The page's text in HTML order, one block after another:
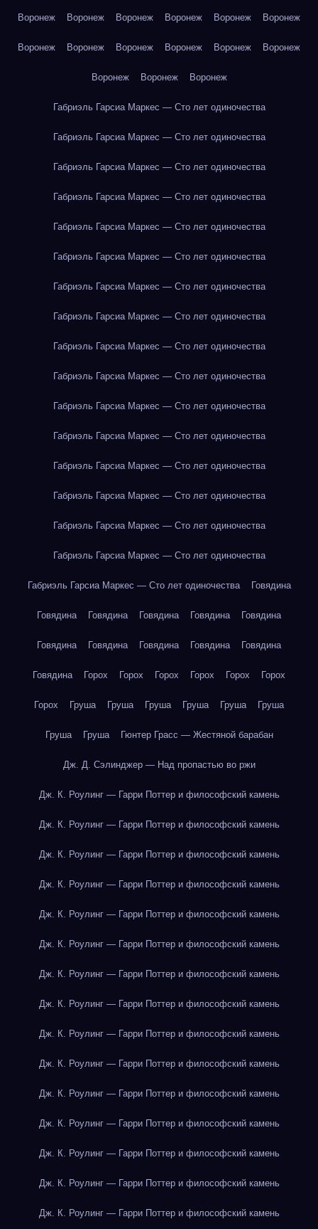
Воронеж Воронеж Воронеж Воронеж Воронеж Воронеж
Воронеж Воронеж Воронеж Воронеж Воронеж Воронеж
Воронеж Воронеж Воронеж
Габриэль Гарсиа Маркес — Сто лет одиночества
Габриэль Гарсиа Маркес — Сто лет одиночества
Габриэль Гарсиа Маркес — Сто лет одиночества
Габриэль Гарсиа Маркес — Сто лет одиночества
Габриэль Гарсиа Маркес — Сто лет одиночества
Габриэль Гарсиа Маркес — Сто лет одиночества
Габриэль Гарсиа Маркес — Сто лет одиночества
Габриэль Гарсиа Маркес — Сто лет одиночества
Габриэль Гарсиа Маркес — Сто лет одиночества
Габриэль Гарсиа Маркес — Сто лет одиночества
Габриэль Гарсиа Маркес — Сто лет одиночества
Габриэль Гарсиа Маркес — Сто лет одиночества
Габриэль Гарсиа Маркес — Сто лет одиночества
Габриэль Гарсиа Маркес — Сто лет одиночества
Габриэль Гарсиа Маркес — Сто лет одиночества
Габриэль Гарсиа Маркес — Сто лет одиночества
Габриэль Гарсиа Маркес — Сто лет одиночества Говядина
Говядина Говядина Говядина Говядина Говядина
Говядина Говядина Говядина Говядина Говядина
Говядина Горох Горох Горох Горох Горох Горох
Горох Груша Груша Груша Груша Груша Груша
Груша Груша Гюнтер Грасс — Жестяной барабан
Дж. Д. Сэлинджер — Над пропастью во ржи
Дж. К. Роулинг — Гарри Поттер и философский камень
Дж. К. Роулинг — Гарри Поттер и философский камень
Дж. К. Роулинг — Гарри Поттер и философский камень
Дж. К. Роулинг — Гарри Поттер и философский камень
Дж. К. Роулинг — Гарри Поттер и философский камень
Дж. К. Роулинг — Гарри Поттер и философский камень
Дж. К. Роулинг — Гарри Поттер и философский камень
Дж. К. Роулинг — Гарри Поттер и философский камень
Дж. К. Роулинг — Гарри Поттер и философский камень
Дж. К. Роулинг — Гарри Поттер и философский камень
Дж. К. Роулинг — Гарри Поттер и философский камень
Дж. К. Роулинг — Гарри Поттер и философский камень
Дж. К. Роулинг — Гарри Поттер и философский камень
Дж. К. Роулинг — Гарри Поттер и философский камень
Дж. К. Роулинг — Гарри Поттер и философский камень